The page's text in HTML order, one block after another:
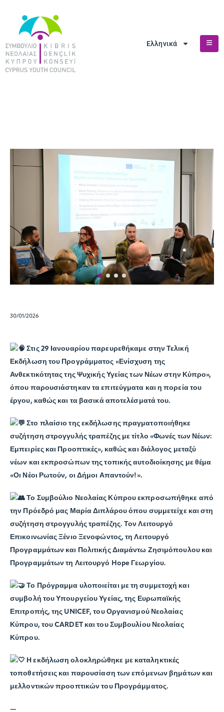
Ελληνικά
30/01/2026
Στις 29 Ιανουαρίου παρευρεθήκαμε στην Τελική
Εκδήλωση του Προγράμματος «Ενίσχυση της
Ανθεκτικότητας της Ψυχικής Υγείας των Νέων στην Κύπρο»,
όπου παρουσιάστηκαν τα επιτεύγματα και η πορεία του
έργου, καθώς και τα βασικά αποτελέσματά του.
Στο πλαίσιο της εκδήλωσης πραγματοποιήθηκε
συζήτηση στρογγυλής τραπέζης με τίτλο «Φωνές των Νέων:
Εμπειρίες και Προοπτικές», καθώς και διάλογος μεταξύ
νέων και εκπροσώπων της τοπικής αυτοδιοίκησης με θέμα
«Οι Νέοι Ρωτούν, οι Δήμοι Απαντούν!».
Το Συμβούλιο Νεολαίας Κύπρου εκπροσωπήθηκε από
την Πρόεδρό μας Μαρία Διπλάρου όπου συμμετείχε και στη
συζήτηση στρογγυλής τραπέζης. Τον Λειτουργό
Επικοινωνίας Ξένιο Ξενοφώντος, τη Λειτουργό
Προγραμμάτων και Πολιτικής Διαμάντω Ζησιμόπουλου και
Προγραμμάτων τη Λειτουργό Hope Γεωργίου.
Το Πρόγραμμα υλοποιείται με τη συμμετοχή και
συμβολή του Υπουργείου Υγείας, της Ευρωπαϊκής
Επιτροπής, της UNICEF, του Οργανισμού Νεολαίας
Κύπρου, του CARDET και του Συμβουλίου Νεολαίας
Κύπρου.
Η εκδήλωση ολοκληρώθηκε με καταληκτικές
τοποθετήσεις και παρουσίαση των επόμενων βημάτων και
μελλοντικών προοπτικών του Προγράμματος.
—